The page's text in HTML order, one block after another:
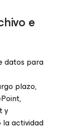
e
datos para
plazo,
y
actividad